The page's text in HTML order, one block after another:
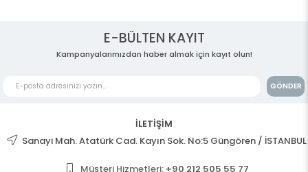
E-BÜLTEN KAYIT
Kampanyalarımızdan haber almak için kayıt olun!
GÖNDER
İLETİŞİM
Sanayi Mah. Atatürk Cad. Kayın Sok. No:5 Güngören / İSTANBUL
Müşteri Hizmetleri: +90 212 505 55 77